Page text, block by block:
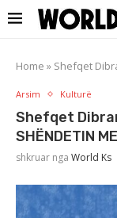
Home » Shefqet
Arsim Kulturë
Shefqet
SHËNDETIN
shkruar nga World Ks